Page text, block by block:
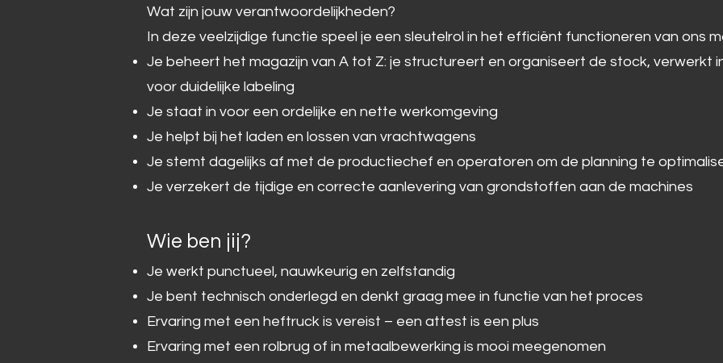
Wat zijn jouw verantwoordelijkheden?
In deze veelzijdige functie speel je een sleutelrol in het efficiënt functioneren van ons
Je beheert het magazijn van A tot Z: je structureert en organiseert de stock, verwerkt
voor duidelijke labeling
Je staat in voor een ordelijke en nette werkomgeving
Je helpt bij het laden en lossen van vrachtwagens
Je stemt dagelijks af met de productiechef en operatoren om de planning te
Je verzekert de tijdige en correcte aanlevering van grondstoffen aan de machines
Wie ben jij?
Je werkt punctueel, nauwkeurig en zelfstandig
Je bent technisch onderlegd en denkt graag mee in functie van het proces
Ervaring met een heftruck is vereist – een attest is een plus
Ervaring met een rolbrug of in metaalbewerking is mooi meegenomen